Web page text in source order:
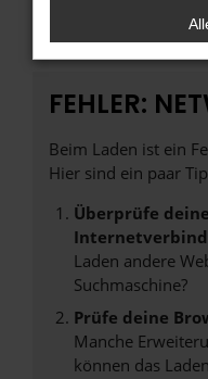
FEHLER:
Beim Laden ist ein
Hier sind ein paar
Überprüfe
Laden andere
Suchmaschine?
Prüfe deine
Manche
können das